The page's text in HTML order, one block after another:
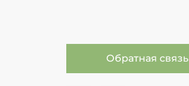
Обратная связь